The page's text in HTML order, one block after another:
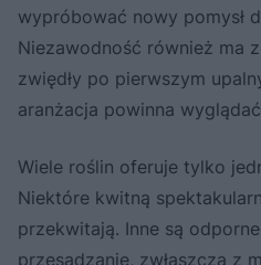
wypróbować nowy pomysł
Niezawodność również ma
zwiędły po pierwszym
aranżacja powinna
Wiele roślin oferuje tylko
Niektóre kwitną
przekwitają. Inne są
przesadzanie, zwłaszcza z